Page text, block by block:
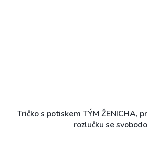
Tričko s potiskem TÝM ŽENICHA,
rozlučku se